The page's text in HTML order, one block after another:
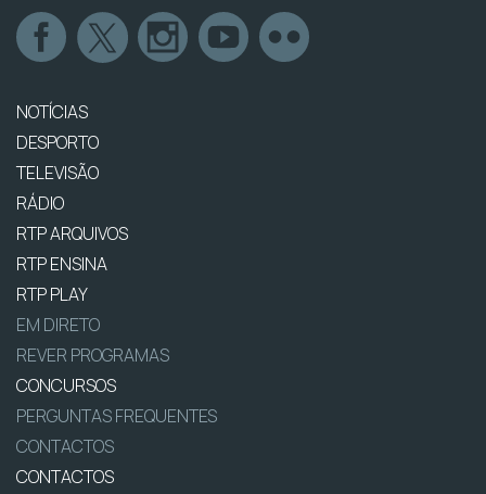
NOTÍCIAS
DESPORTO
TELEVISÃO
RÁDIO
RTP ARQUIVOS
RTP ENSINA
RTP PLAY
EM DIRETO
REVER PROGRAMAS
CONCURSOS
PERGUNTAS FREQUENTES
CONTACTOS
CONTACTOS